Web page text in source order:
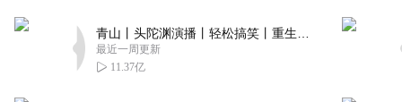
最近一周更新
11.37亿